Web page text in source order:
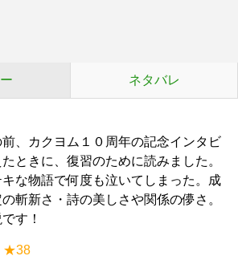
ネタバレ
、カクヨム１０周年の記念インタビ
ときに、復習のために読みました。
な物語で何度も泣いてしまった。成
斬新さ・詩の美しさや関係の儚さ。
す！
★38